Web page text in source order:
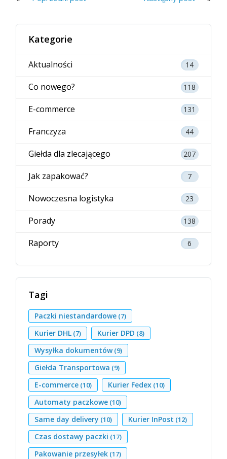
Kategorie
Aktualności 14
Co nowego? 118
E-commerce 131
Franczyza 44
Giełda dla zlecającego 207
Jak zapakować? 7
Nowoczesna logistyka 23
Porady 138
Raporty 6
Tagi
Paczki niestandardowe (7)
Kurier DHL (7) Kurier DPD (8)
Wysyłka dokumentów(9)
Giełda Transportowa (9)
E-commerce (10) Kurier Fedex (10)
Automaty paczkowe (10)
Same day delivery (10) Kurier InPost (12)
Czas dostawy paczki (17)
Pakowanie przesyłek (17)